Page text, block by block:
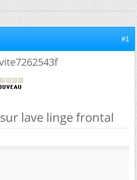
#1
lave linge frontal